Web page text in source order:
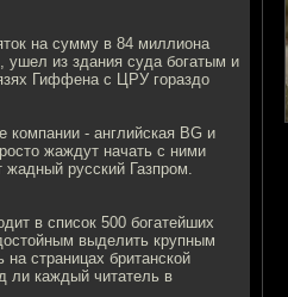
на сумму в 84 миллиона
ушел из здания суда богатым и
Гиффена с ЦРУ гораздо
компании - английская BG и
жаждут начать с ними
жадный русский Газпром.
в список 500 богатейших
выделить крупным
страницах британской
ли каждый читатель в